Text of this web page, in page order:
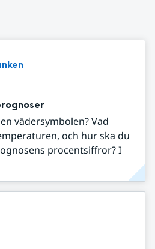
vädersymbolen? Vad
och hur ska du
procentsiffror? I